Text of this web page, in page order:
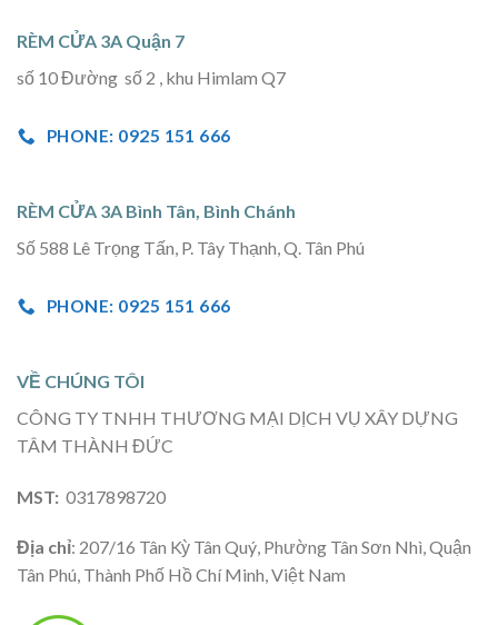
RÈM CỬA 3A Quận 7
số 10 Đường số 2 , khu Himlam Q7
PHONE: 0925 151 666
RÈM CỬA 3A Bình Tân, Bình Chánh
Số 588 Lê Trọng Tấn, P. Tây Thạnh, Q. Tân Phú
PHONE: 0925 151 666
VỀ CHÚNG TÔI
CÔNG TY TNHH THƯƠNG MẠI DỊCH VỤ XÂY DỰNG
TÂM THÀNH ĐỨC
MST: 0317898720
Địa chỉ: 207/16 Tân Kỳ Tân Quý, Phường Tân Sơn Nhì, Quận
Tân Phú, Thành Phố Hồ Chí Minh, Việt Nam